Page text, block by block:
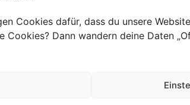
Cookies dafür, dass du unsere
Dann wandern deine Daten